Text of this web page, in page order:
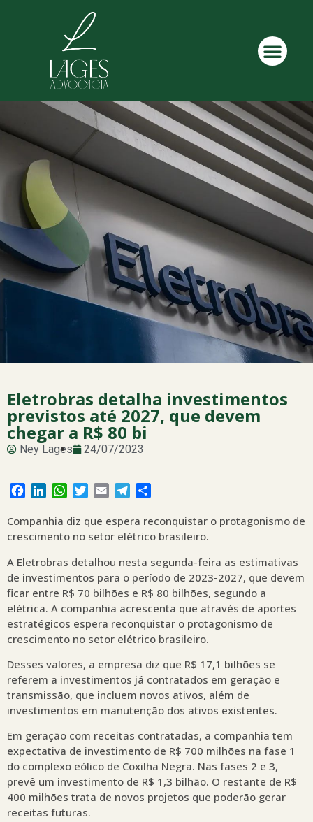
Eletrobras detalha investimentos
previstos até 2027, que devem
chegar a R$ 80 bi
Ney Lages 24/07/2023
Facebook
LinkedInWhatsApp
Twitter
Email Telegram
Companhia diz que espera reconquistar o protagonismo de
crescimento no setor elétrico brasileiro.
A Eletrobras detalhou nesta segunda-feira as estimativas
de investimentos para o período de 2023-2027, que devem
ficar entre R$ 70 bilhões e R$ 80 bilhões, segundo a
elétrica. A companhia acrescenta que através de aportes
estratégicos espera reconquistar o protagonismo de
crescimento no setor elétrico brasileiro.
Desses valores, a empresa diz que R$ 17,1 bilhões se
referem a investimentos já contratados em geração e
transmissão, que incluem novos ativos, além de
investimentos em manutenção dos ativos existentes.
Em geração com receitas contratadas, a companhia tem
expectativa de investimento de R$ 700 milhões na fase 1
do complexo eólico de Coxilha Negra. Nas fases 2 e 3,
prevê um investimento de R$ 1,3 bilhão. O restante de R$
400 milhões trata de novos projetos que poderão gerar
receitas futuras.